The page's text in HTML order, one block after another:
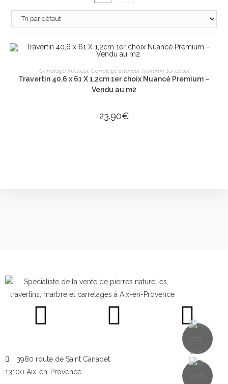
AJOUTER AU PANIER
Carrelage Intérieur, Carrelage intérieur travertin 1er choix
Travertin 40,6 x 61 X 1,2cm 1er choix Nuancé Premium –
Vendu au m2
23.90€
3980 route de Saint Canadet
13100 Aix-en-Provence